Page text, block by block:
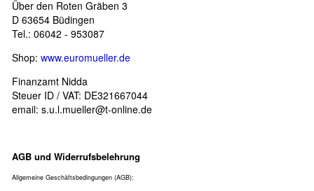
Über den Roten Gräben 3
D 63654 Büdingen
Tel.: 06042 - 953087
Shop: www.euromueller.de
Finanzamt Nidda
Steuer ID / VAT: DE321667044
email: s.u.l.mueller@t-online.de
AGB und Widerrufsbelehrung
Allgemeine Geschäftsbedingungen (AGB):